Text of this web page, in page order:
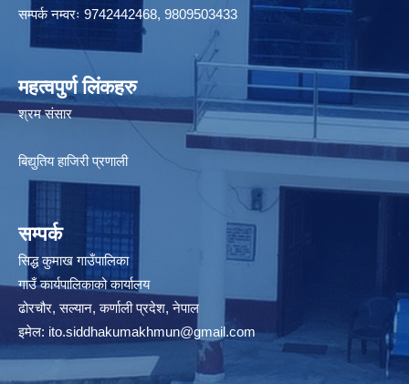
सम्पर्क नम्वरः 9742442468, 9809503433
महत्वपुर्ण लिंकहरु
श्रम संसार
बिद्युतिय हाजिरी प्रणाली
सम्पर्क
सिद्ध कुमाख गाउँपालिका
गाउँ कार्यपालिकाको कार्यालय
ढोरचौर, सल्यान, कर्णाली प्रदेश, नेपाल
इमेल: ito.siddhakumakhmun@gmail.com